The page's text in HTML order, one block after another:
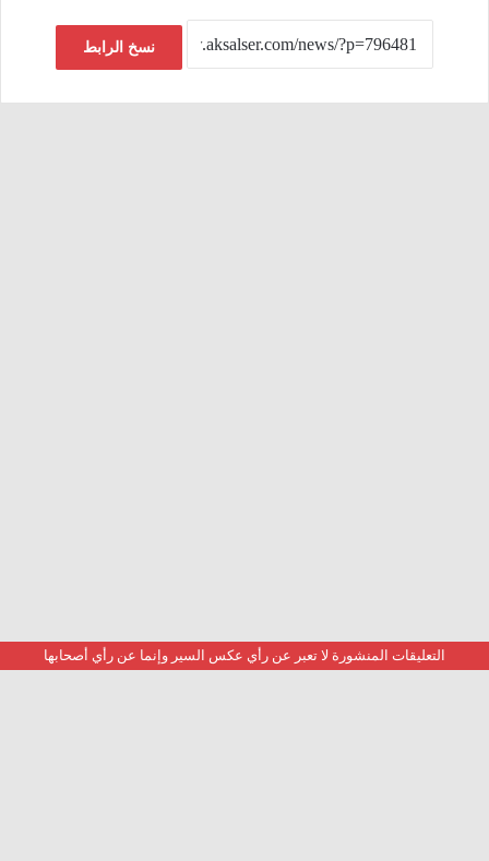
نسخ الرابط
التعليقات المنشورة لا تعبر عن رأي عكس السير وإنما عن رأي أصحابها